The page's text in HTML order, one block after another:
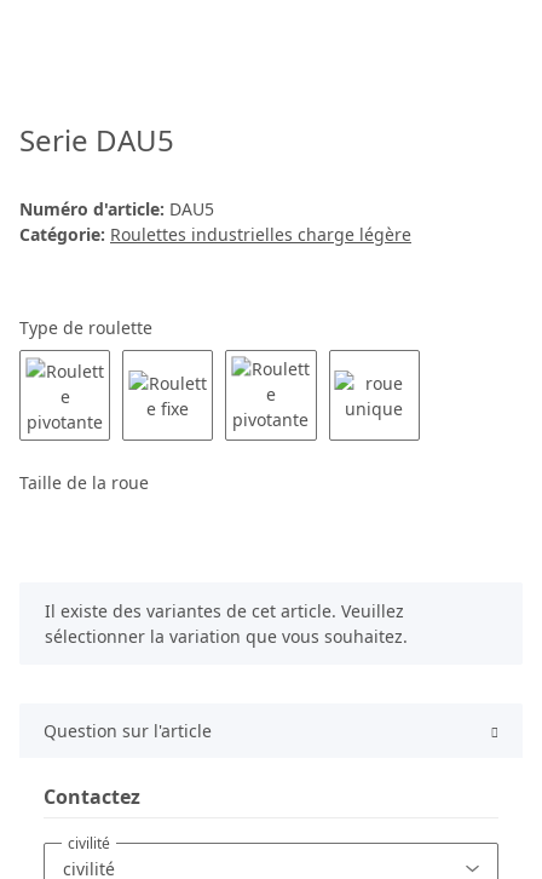
Serie DAU5
Numéro d'article: DAU5
Catégorie: Roulettes industrielles charge légère
Type de roulette
Taille de la roue
xIl existe des variantes de cet article. Veuillez
sélectionner la variation que vous souhaitez.
Question sur l'article
Contactez
civilité